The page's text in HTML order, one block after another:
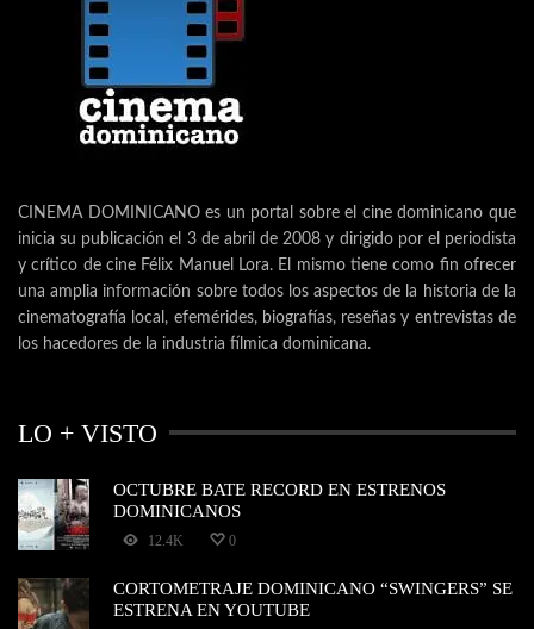
CINEMA DOMINICANO es un portal sobre el cine dominicano que
inicia su publicación el 3 de abril de 2008 y dirigido por el periodista
y crítico de cine Félix Manuel Lora. El mismo tiene como fin ofrecer
una amplia información sobre todos los aspectos de la historia de la
cinematografía local, efemérides, biografías, reseñas y entrevistas de
los hacedores de la industria fílmica dominicana.
LO + VISTO
OCTUBRE BATE RECORD EN ESTRENOS
DOMINICANOS
12.4K 0
CORTOMETRAJE DOMINICANO “SWINGERS” SE
ESTRENA EN YOUTUBE